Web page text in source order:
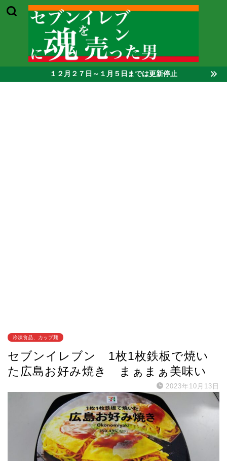
１２月２７日～１月５日までは更新停止
冷凍食品、カップ麺
セブンイレブン 1枚1枚鉄板で焼い
た広島お好み焼き まぁまぁ美味い
2023年10月13日